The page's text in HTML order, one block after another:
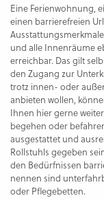
Eine Ferienwohnung,
einen barrierefreien
und alle Innenräume
erreichbar. Das gilt
den Zugang zur
trotz innen- oder
anbieten wollen,
Ihnen hier gerne
begehen oder
ausgestattet und
Rollstuhls gegeben
den Bedürfnissen
nennen sind
oder Pflegebetten.